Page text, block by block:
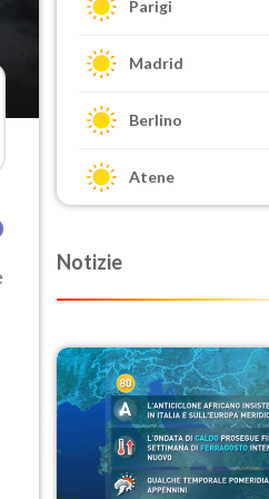
Parigi
Madrid
Berlino
Atene
Notizie